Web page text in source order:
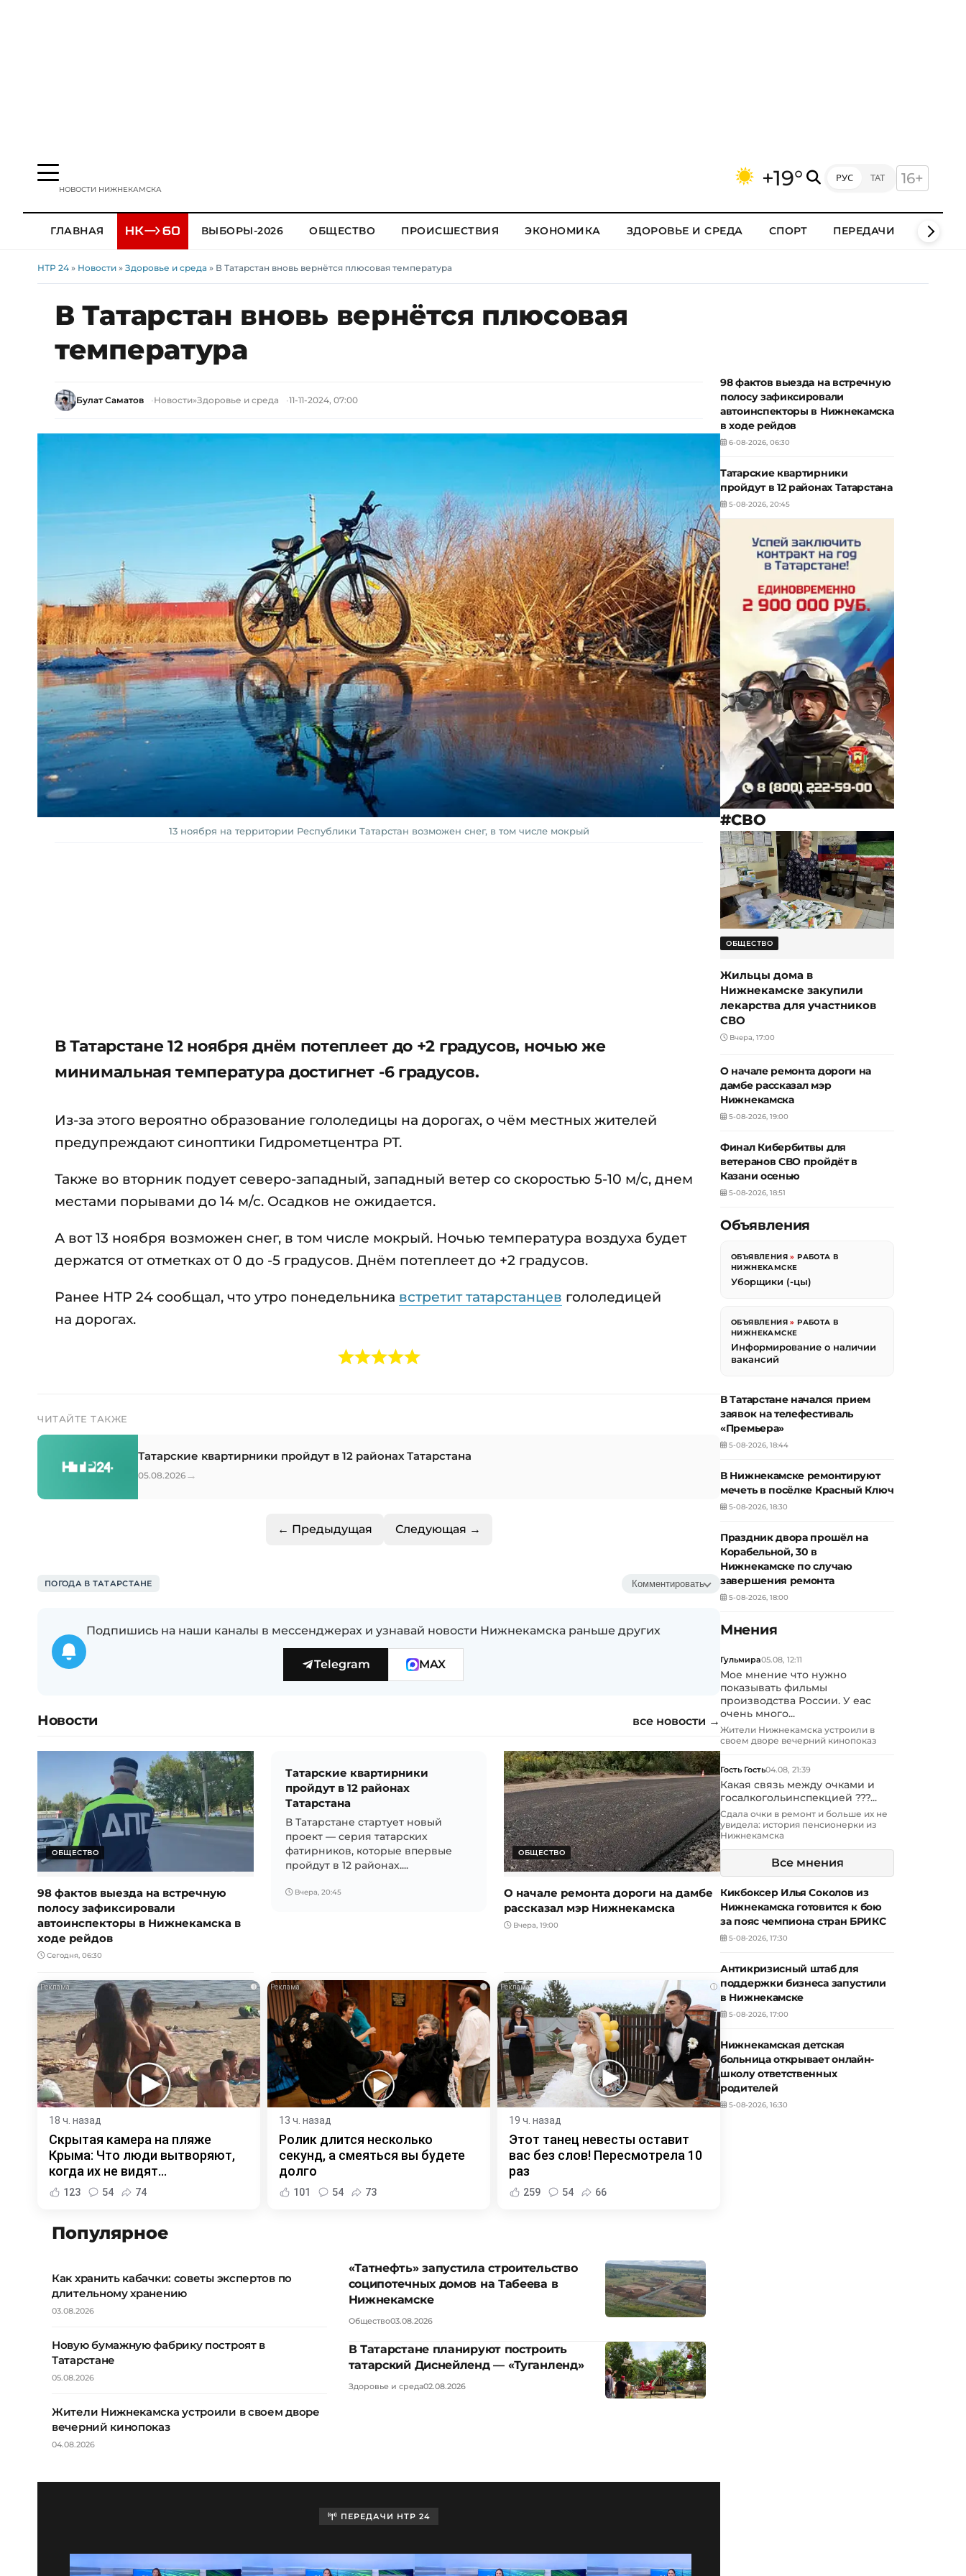
НОВОСТИ НИЖНЕКАМСКА +19° РУС ТАТ 16+
ГЛАВНАЯ ВЫБОРЫ-2026 ОБЩЕСТВО ПРОИСШЕСТВИЯ ЭКОНОМИКА ЗДОРОВЬЕ И СРЕДА СПОРТ ПЕРЕДАЧИ КЛИПЫ
НТР 24 » Новости » Здоровье и среда » В Татарстан вновь вернётся плюсовая температура
В Татарстан вновь вернётся плюсовая
температура
Булат Саматов Новости»Здоровье и среда 11-11-2024, 07:00
13 ноября на территории Республики Татарстан возможен снег, в том числе мокрый
В Татарстане 12 ноября днём потеплеет до +2 градусов, ночью же
минимальная температура достигнет -6 градусов.
Из-за этого вероятно образование гололедицы на дорогах, о чём местных жителей
предупреждают синоптики Гидрометцентра РТ.
Также во вторник подует северо-западный, западный ветер со скоростью 5-10 м/с, днем
местами порывами до 14 м/с. Осадков не ожидается.
А вот 13 ноября возможен снег, в том числе мокрый. Ночью температура воздуха будет
держатся от отметках от 0 до -5 градусов. Днём потеплеет до +2 градусов.
Ранее НТР 24 сообщал, что утро понедельника встретит татарстанцев гололедицей
на дорогах.
ЧИТАЙТЕ ТАКЖЕ
Татарские квартирники пройдут в 12 районах Татарстана
05.08.2026 →
← Предыдущая Следующая →
ПОГОДА В ТАТАРСТАНЕ Комментировать
Подпишись на наши каналы в мессенджерах и узнавай новости Нижнекамска раньше других
Telegram MAX
Новости все новости →
ОБЩЕСТВО
98 фактов выезда на встречную
полосу зафиксировали
автоинспекторы в Нижнекамска в
ходе рейдов
Сегодня, 06:30
Татарские квартирники
пройдут в 12 районах
Татарстана
В Татарстане стартует новый
проект — серия татарских
фатирников, которые впервые
пройдут в 12 районах....
Вчера, 20:45
ОБЩЕСТВО
О начале ремонта дороги на дамбе
рассказал мэр Нижнекамска
Вчера, 19:00
i
18 ч. назад
Скрытая камера на пляже
Крыма: Что люди вытворяют,
когда их не видят...
123 54 74
i
13 ч. назад
Ролик длится несколько
секунд, а смеяться вы будете
долго
101 54 73
i
19 ч. назад
Этот танец невесты оставит
вас без слов! Пересмотрела 10
раз
259 54 66
Популярное
Как хранить кабачки: советы экспертов по
длительному хранению
03.08.2026
Новую бумажную фабрику построят в
Татарстане
05.08.2026
Жители Нижнекамска устроили в своем дворе
вечерний кинопоказ
04.08.2026
«Татнефть» запустила строительство
соципотечных домов на Табеева в
Нижнекамске
Общество03.08.2026
В Татарстане планируют построить
татарский Диснейленд — «Туганленд»
Здоровье и среда02.08.2026
ПЕРЕДАЧИ НТР 24
98 фактов выезда на встречную
полосу зафиксировали
автоинспекторы в Нижнекамска
в ходе рейдов
6-08-2026, 06:30
Татарские квартирники
пройдут в 12 районах Татарстана
5-08-2026, 20:45
#СВО
ОБЩЕСТВО
Жильцы дома в
Нижнекамске закупили
лекарства для участников
СВО
Вчера, 17:00
О начале ремонта дороги на
дамбе рассказал мэр
Нижнекамска
5-08-2026, 19:00
Финал Кибербитвы для
ветеранов СВО пройдёт в
Казани осенью
5-08-2026, 18:51
Объявления
ОБЪЯВЛЕНИЯ »РАБОТА В
НИЖНЕКАМСКЕ
Уборщики (-цы)
ОБЪЯВЛЕНИЯ »РАБОТА В
НИЖНЕКАМСКЕ
Информирование о наличии
вакансий
В Татарстане начался прием
заявок на телефестиваль
«Премьера»
5-08-2026, 18:44
В Нижнекамске ремонтируют
мечеть в посёлке Красный Ключ
5-08-2026, 18:30
Праздник двора прошёл на
Корабельной, 30 в
Нижнекамске по случаю
завершения ремонта
5-08-2026, 18:00
Мнения
Гульмира05.08, 12:11
Мое мнение что нужно
показывать фильмы
производства России. У еас
очень много...
Жители Нижнекамска устроили в
своем дворе вечерний кинопоказ
Гость Гость04.08, 21:39
Какая связь между очками и
госалкогольинспекцией ???...
Сдала очки в ремонт и больше их не
увидела: история пенсионерки из
Нижнекамска
Все мнения
Кикбоксер Илья Соколов из
Нижнекамска готовится к бою
за пояс чемпиона стран БРИКС
5-08-2026, 17:30
Антикризисный штаб для
поддержки бизнеса запустили
в Нижнекамске
5-08-2026, 17:00
Нижнекамская детская
больница открывает онлайн-
школу ответственных
родителей
5-08-2026, 16:30